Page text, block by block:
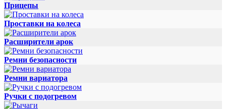
Прицепы
Проставки на колеса
Расширители арок
Ремни безопасности
Ремни вариатора
Ручки с подогревом